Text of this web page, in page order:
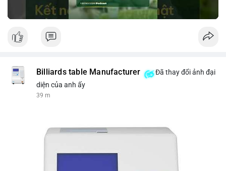
🎥 Xem video trực tiếp tại:
Billiards table Manufacturer
Đã thay đổi ảnh đại
diện của anh ấy
39 m